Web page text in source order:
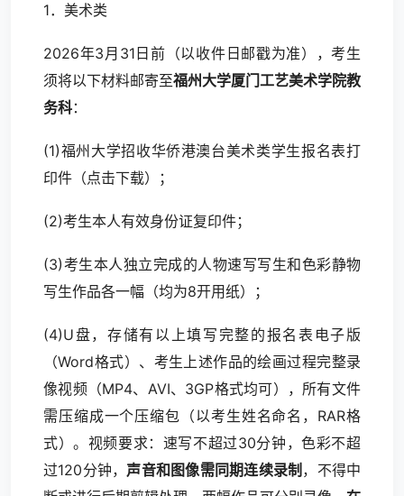
1．美术类
2026年3月31日前（以收件日邮戳为准），考生
须将以下材料邮寄至福州大学厦门工艺美术学院教
务科：
(1)福州大学招收华侨港澳台美术类学生报名表打
印件（点击下载）；
(2)考生本人有效身份证复印件；
(3)考生本人独立完成的人物速写写生和色彩静物
写生作品各一幅（均为8开用纸）；
(4)U盘，存储有以上填写完整的报名表电子版
（Word格式）、考生上述作品的绘画过程完整录
像视频（MP4、AVI、3GP格式均可），所有文件
需压缩成一个压缩包（以考生姓名命名，RAR格
式）。视频要求：速写不超过30分钟，色彩不超
过120分钟， 声音和图像需同期连续录制 ，不得中